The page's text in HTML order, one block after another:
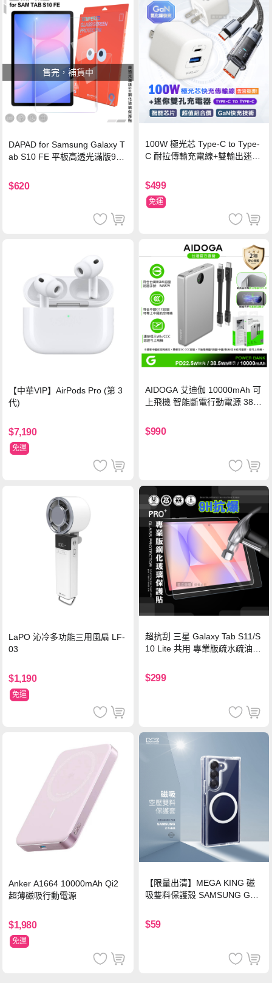
售完，補貨中
DAPAD for Samsung Galaxy T
ab S10 FE 平板高透光滿版9H
$620
100W 極光芯 Type-C to Type-
C 耐拉傳輸充電線+雙輸出迷你
$499
免運
【中華VIP】AirPods Pro (第 3
代)
$7,190
免運
AIDOGA 艾迪伽 10000mAh 可
上飛機 智能斷電行動電源 38.5
灣BSMI/中國CCC/歐美CE/FCC
認證
$990
LaPO 沁冷多功能三用風扇 LF-
03
$1,190
免運
超抗刮 三星 Galaxy Tab S11/S
10 Lite 共用 專業版疏水疏油9
$299
Anker A1664 10000mAh Qi2
超薄磁吸行動電源
$1,980
免運
【限量出清】MEGA KING 磁
吸雙料保護殼 SAMSUNG Gala
$59